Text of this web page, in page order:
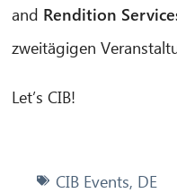
and Rendition
zweitägigen
Let’s CIB!
CIB Events, DE